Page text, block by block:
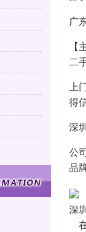
广
二
上
得
深
公
品
深